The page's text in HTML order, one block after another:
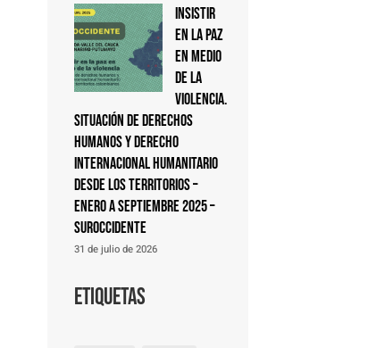
Insistir
en la paz
en medio
de la
violencia.
Situación de derechos
humanos y derecho
internacional humanitario
desde los territorios –
Enero a septiembre 2025 –
Suroccidente
31 de julio de 2026
Etiquetas